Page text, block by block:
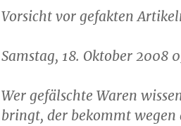
Vorsicht vor gefakten
Samstag, 18. Oktober 2008
Wer gefälschte Waren
bringt, der bekommt wegen